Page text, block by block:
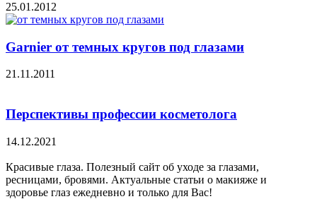
25.01.2012
Garnier от темных кругов под глазами
21.11.2011
Перспективы профессии косметолога
14.12.2021
Красивые глаза. Полезный сайт об уходе за глазами,
ресницами, бровями. Актуальные статьи о макияже и
здоровье глаз ежедневно и только для Вас!